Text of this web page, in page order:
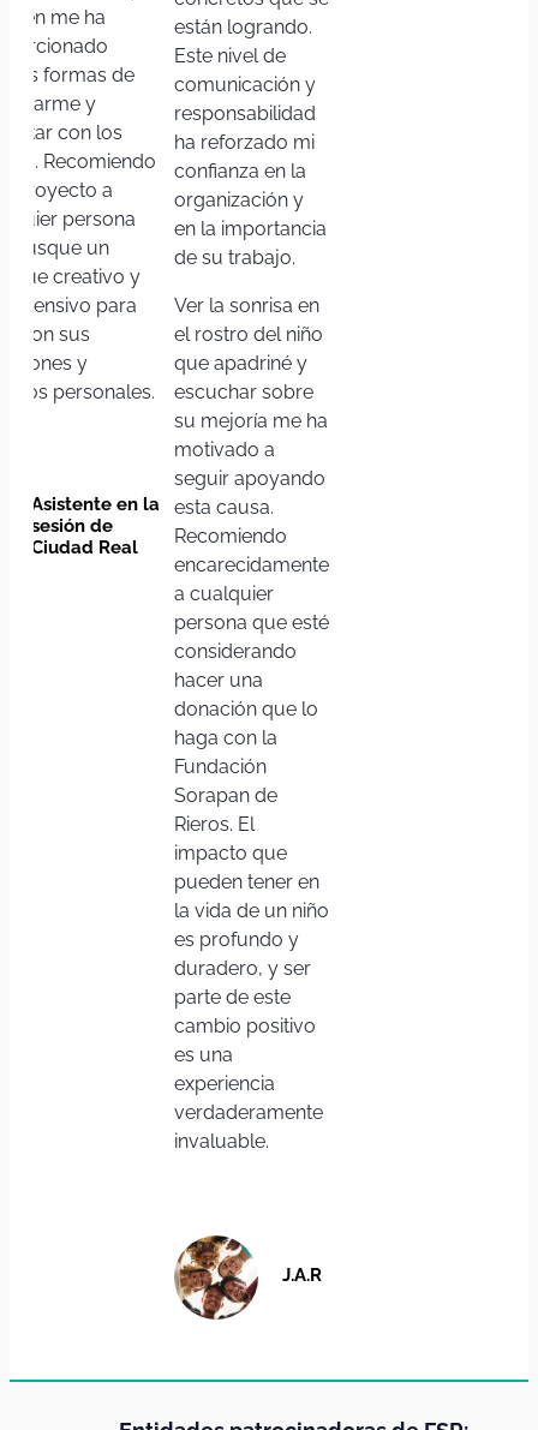
me ha
formas de
y
con los
Recomiendo
proyecto a
persona
busque un
creativo y
para
con sus
y
personales.
Asistente en la
sesión de
Ciudad Real
están logrando.
Este nivel de
comunicación y
responsabilidad
ha reforzado mi
confianza en la
organización y
en la importancia
de su trabajo.
Ver la sonrisa en
el rostro del niño
que apadriné y
escuchar sobre
su mejoría me ha
motivado a
seguir apoyando
esta causa.
Recomiendo
encarecidamente
a cualquier
persona que esté
considerando
hacer una
donación que lo
haga con la
Fundación
Sorapan de
Rieros. El
impacto que
pueden tener en
la vida de un niño
es profundo y
duradero, y ser
parte de este
cambio positivo
es una
experiencia
verdaderamente
invaluable.
J.A.R